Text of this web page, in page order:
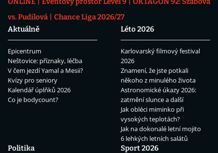
vs. Pudilová
Chance Liga 2026/27
Aktuálně
Epicentrum
Neštovice: příznaky, léčba
V čem jezdí Yamal a Mesii?
Kvízy pro seniory
Kalendář úplňků 2026
Co je bodycount?
Léto 2026
Karlovarský filmový festival
2026
Znamení, že jste potkali
někoho z minulého života
Astronomické úkazy 2026:
zatmění slunce a další
Jak obléci miminko při
vysokých teplotách?
Jak na dokonalé letní mojito
6 lehkých letních salátů
Politika
Sport 2026